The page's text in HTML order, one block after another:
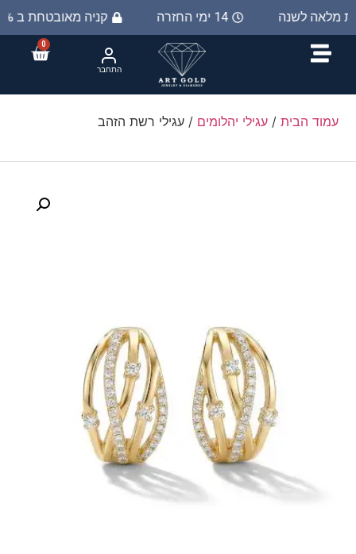
קניה מאובטחת ב 100% 14 ימי החזרה מלאה לשנה
0
התחבר
עמוד הבית / עגילי יהלומים / עגילי רשת הזהב